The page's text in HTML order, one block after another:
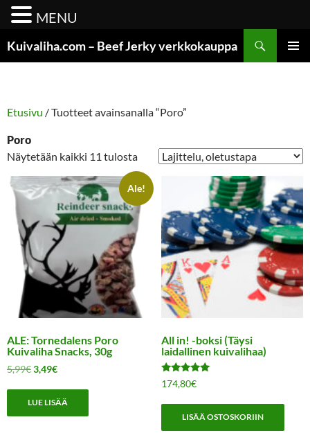
sisältöön
Kuivaliha.com – Beef Jerky verkkokauppa
Etusivu / Tuotteet avainsanalla “Poro”
Poro
Näytetään kaikki 11 tulosta
Ale!
ALE: Tornedalens Poro
Kuivaliha Snacks, 30g
5,99€Alkuperäinen
3,49€Nykyinen
on:
LUE LISÄÄ
All in! -boksi (Täysi
laidallinen kuivalihaa)
Arvostelu
tuotteesta:
/ 5
174,80€
LISÄÄ OSTOSKORIIN
MENU